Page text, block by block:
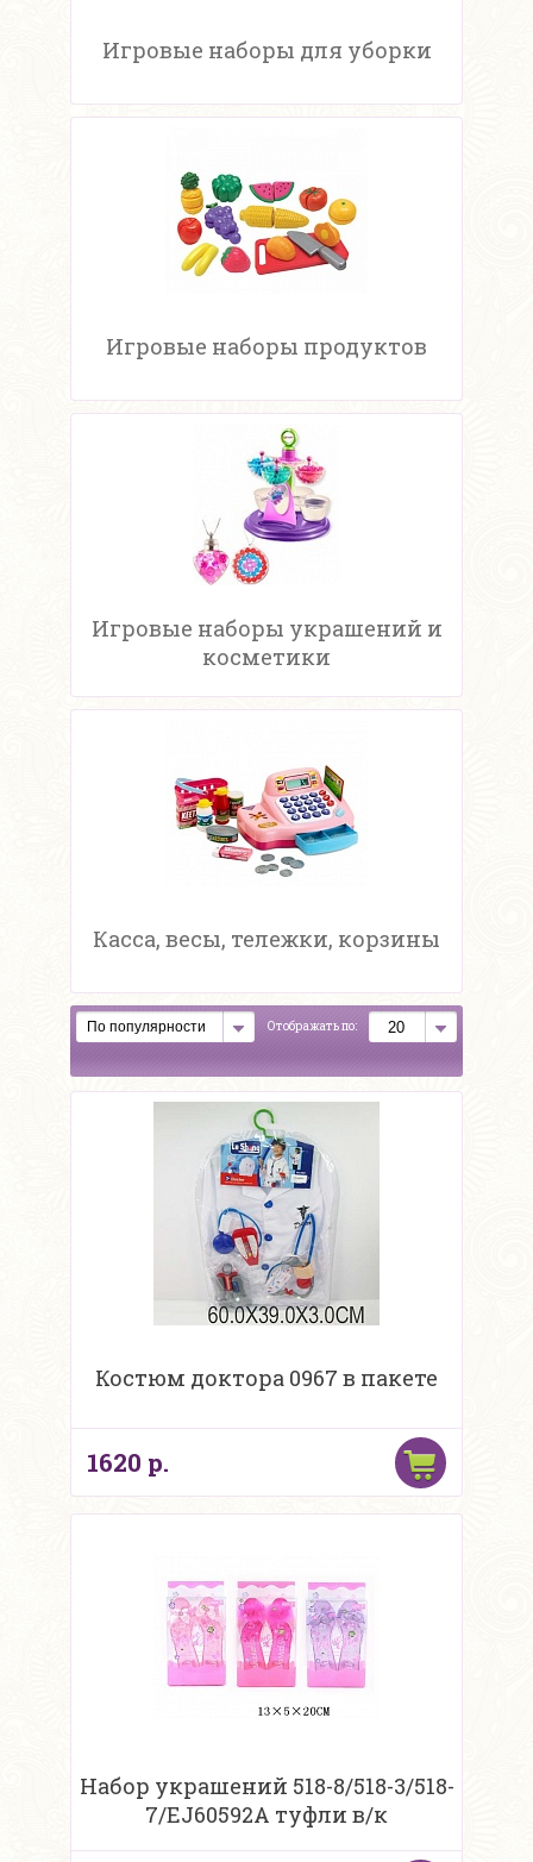
Игровые наборы для уборки
Игровые наборы продуктов
Игровые наборы украшений и
косметики
Касса, весы, тележки, корзины
Отображать по:
Костюм доктора 0967 в пакете
1620 р.
Набор украшений 518-8/518-3/518-
7/EJ60592A туфли в/к